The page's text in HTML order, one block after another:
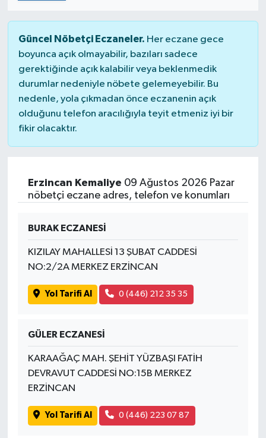
Güncel Nöbetçi Eczaneler. Her eczane gece
boyunca açık olmayabilir, bazıları sadece
gerektiğinde açık kalabilir veya beklenmedik
durumlar nedeniyle nöbete gelemeyebilir. Bu
nedenle, yola çıkmadan önce eczanenin açık
olduğunu telefon aracılığıyla teyit etmeniz iyi bir
fikir olacaktır.
Erzincan Kemaliye 09 Ağustos 2026 Pazar
nöbetçi eczane adres, telefon ve konumları
BURAK ECZANESİ
KIZILAY MAHALLESİ 13 ŞUBAT CADDESİ
NO:2/2A MERKEZ ERZİNCAN
Yol Tarifi Al 0 (446) 212 35 35
GÜLER ECZANESİ
KARAAĞAÇ MAH. ŞEHİT YÜZBAŞI FATİH
DEVRAVUT CADDESİ NO:15B MERKEZ
ERZİNCAN
Yol Tarifi Al 0 (446) 223 07 87